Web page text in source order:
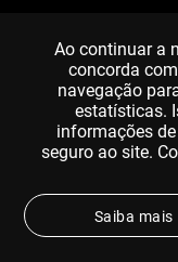
Ao continuar a
concorda
navegação
estatísticas.
informações
seguro ao site.
Saiba mais